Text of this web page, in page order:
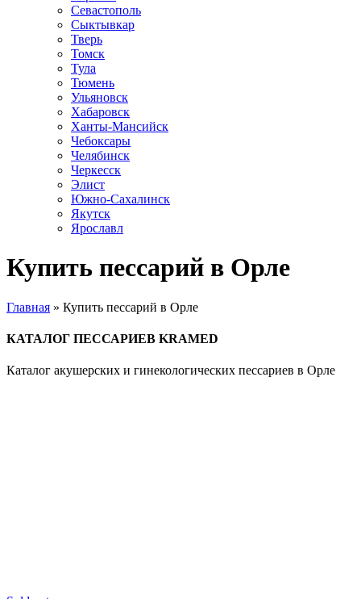
Севастополь
Сыктывкар
Тверь
Томск
Тула
Тюмень
Ульяновск
Хабаровск
Ханты-Мансийск
Чебоксары
Челябинск
Черкесск
Элист
Южно-Сахалинск
Якутск
Ярославл
Купить пессарий в Орле
Главная » Купить пессарий в Орле
КАТАЛОГ ПЕССАРИЕВ KRAMED
Каталог акушерских и гинекологических пессариев в Орле